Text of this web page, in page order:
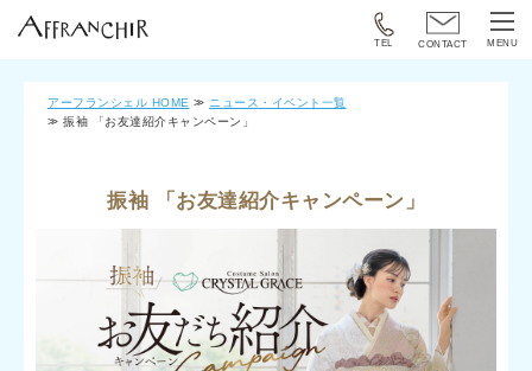
MENU
CONTACT
TEL
アーフランシェル HOME
ニュース・イベント一覧
振袖 「お友達紹介キャンペーン」
振袖 「お友達紹介キャンペーン」